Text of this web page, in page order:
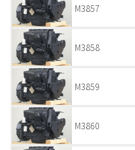
M3857
M3858
M3859
M3860